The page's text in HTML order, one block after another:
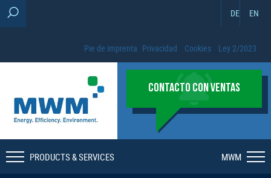
DE EN
Pie de imprenta Privacidad Cookies Ley 2/2023
CONTACTO CON VENTAS
PRODUCTS & SERVICES MWM